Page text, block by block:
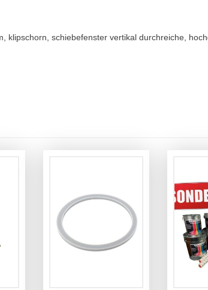
klipschorn, schiebefenster vertikal durchreiche,